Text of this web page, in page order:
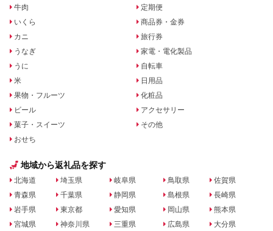
牛肉
いくら
カニ
うなぎ
うに
米
果物・フルーツ
ビール
菓子・スイーツ
おせち
定期便
商品券・金券
旅行券
家電・電化製品
自転車
日用品
化粧品
アクセサリー
その他
地域から返礼品を探す
北海道
青森県
岩手県
宮城県
埼玉県
千葉県
東京都
神奈川県
岐阜県
静岡県
愛知県
三重県
鳥取県
島根県
岡山県
広島県
佐賀県
長崎県
熊本県
大分県